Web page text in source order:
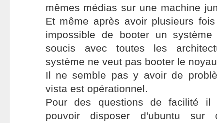
mêmes médias sur une machine
Et même après avoir plusieurs
impossible de booter un
soucis avec toutes les
système ne veut pas booter le
Il ne semble pas y avoir de
vista est opérationnel.
Pour des questions de facilité il
pouvoir disposer d'ubuntu sur